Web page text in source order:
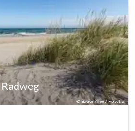
© Bauer Alex / Fotolia